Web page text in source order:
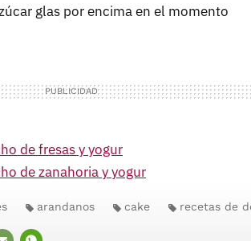
glas por encima en el momento
de fresas y yogur
de zanahoria y yogur
arandanos cake recetas de